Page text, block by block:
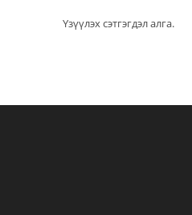
Үзүүлэх сэтгэгдэл алга.